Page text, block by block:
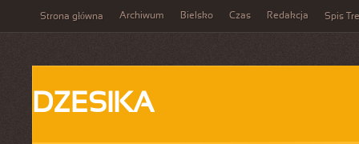
Strona główna Archiwum Bielsko Czas Redakcja Spis
DZESIKA